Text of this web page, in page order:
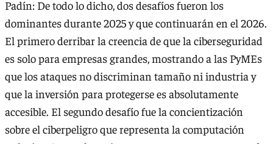
Padín: De todo lo dicho, dos desafíos fueron los
dominantes durante 2025 y que continuarán en el 2026.
El primero derribar la creencia de que la ciberseguridad
es solo para empresas grandes, mostrando a las PyMEs
que los ataques no discriminan tamaño ni industria y
que la inversión para protegerse es absolutamente
accesible. El segundo desafío fue la concientización
sobre el ciberpeligro que representa la computación